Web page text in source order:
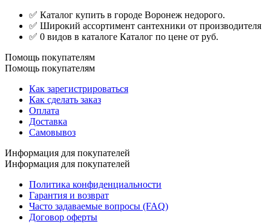
✅ Каталог купить в городе Воронеж недорого.
✅ Широкий ассортимент сантехники от производителя
✅ 0 видов в каталоге Каталог по цене от руб.
Помощь покупателям
Помощь покупателям
Как зарегистрироваться
Как сделать заказ
Оплата
Доставка
Самовывоз
Информация для покупателей
Информация для покупателей
Политика конфиденциальности
Гарантия и возврат
Часто задаваемые вопросы (FAQ)
Договор оферты